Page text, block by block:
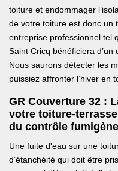
toiture et endommager
de votre toiture est donc un
entreprise professionnel tel
Saint Cricq bénéficiera d’un
Nous saurons détecter les
puissiez affronter l’hiver en
GR Couverture 32 :
votre toiture-
du contrôle fumigène
Une fuite d'eau sur une
d’étanchéité qui doit être